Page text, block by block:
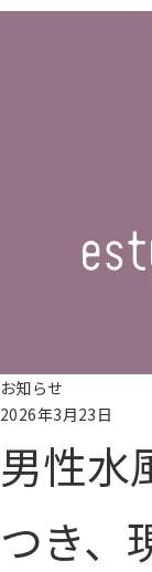
お知らせ
2026年3月23日
男性水
つき、